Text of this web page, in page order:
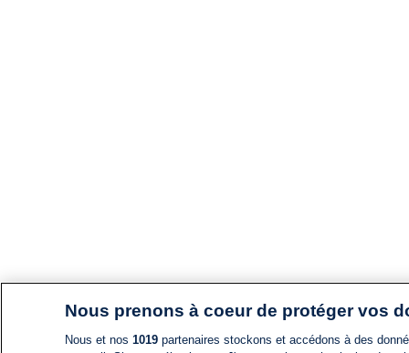
Nous prenons à coeur de protéger vos
Nous et nos 1019partenaires stockons et accédons à des